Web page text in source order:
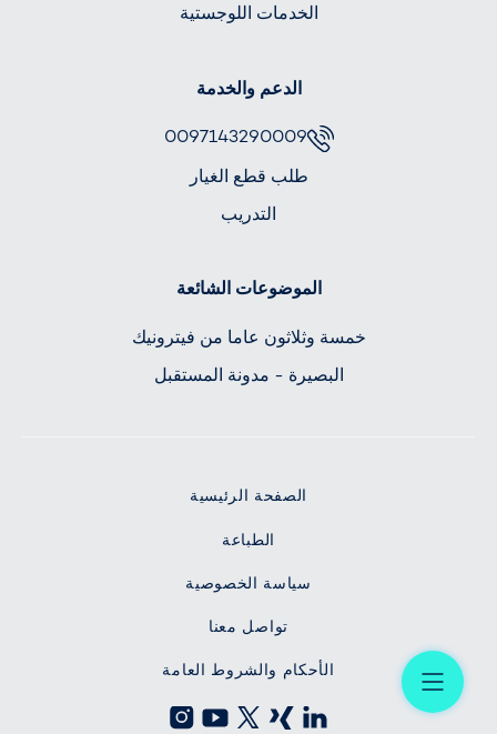
الخدمات اللوجستية
الدعم والخدمة
0097143290009
طلب قطع الغيار
التدريب
الموضوعات الشائعة
خمسة وثلاثون عاما من فيترونيك
البصيرة - مدونة المستقبل
الصفحة الرئيسية
الطباعة
سياسة الخصوصية
تواصل معنا
الأحكام والشروط العامة
LinkedIn
Xing
X